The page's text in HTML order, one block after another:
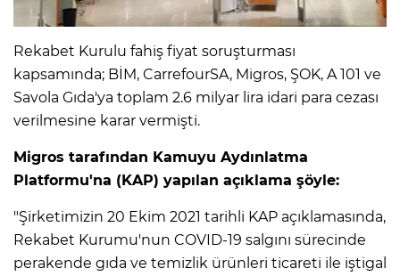
Rekabet Kurulu fahiş fiyat soruşturması
kapsamında; BİM, CarrefourSA, Migros, ŞOK, A 101 ve
Savola Gıda'ya toplam 2.6 milyar lira idari para cezası
verilmesine karar vermişti.
Migros tarafından Kamuyu Aydınlatma
Platformu'na (KAP) yapılan açıklama şöyle:
"Şirketimizin 20 Ekim 2021 tarihli KAP açıklamasında,
Rekabet Kurumu'nun COVID-19 salgını sürecinde
perakende gıda ve temizlik ürünleri ticareti ile iştigal